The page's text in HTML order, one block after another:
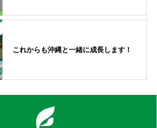
これからも沖縄と一緒に成長します！